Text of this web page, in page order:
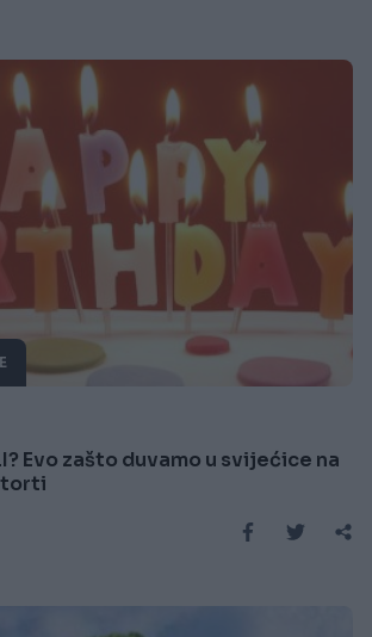
Evo zašto duvamo u svijećice na
torti